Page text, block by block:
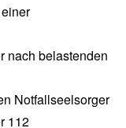
nach belastenden
Notfallseelsorger
112